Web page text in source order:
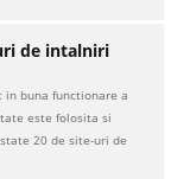
de intalniri
buna functionare a
este folosita si
20 de site-uri de